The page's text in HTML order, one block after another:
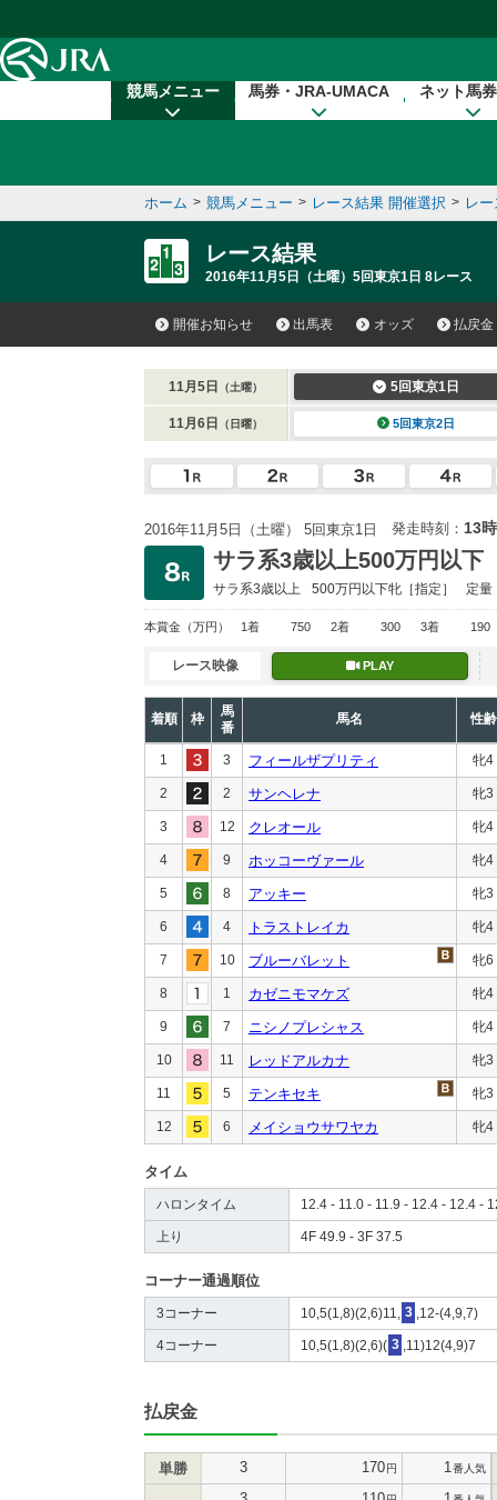
競馬メニュー 馬券・JRA-UMACA ネット馬
ホーム > 競馬メニュー > レース結果 開催選択 > レ
レース結果
2016年11月5日（土曜）5回東京1日 8レース
開催お知らせ 出馬表 オッズ 払戻金
11月5日 （土曜） 5回東京1日
11月6日 （日曜） 5回東京2日
2016年11月5日（土曜） 5回東京1日 発走時刻： 13
サラ系3歳以上500万円以下
サラ系3歳以上 500万円以下牝［指定］ 定量
本賞金 （万円） 1着 750 2着 300 3着 190
レース映像 PLAY
着順 枠
馬
番
馬名 性齢
1 3 フィールザプリティ 牝4
2 2 サンヘレナ 牝3
3 12 クレオール 牝4
4 9 ホッコーヴァール 牝4
5 8 アッキー 牝3
6 4 トラストレイカ 牝4
7 10 ブルーバレット 牝6
8 1 カゼニモマケズ 牝4
9 7 ニシノプレシャス 牝4
10 11 レッドアルカナ 牝3
11 5 テンキセキ 牝3
12 6 メイショウサワヤカ 牝4
タイム
ハロンタイム 12.4 - 11.0 - 11.9 - 12.4 - 12.4 -
上り 4F 49.9 - 3F 37.5
コーナー通過順位
3コーナー 10,5(1,8)(2,6)11, 3 ,12-(4,9,7)
4コーナー 10,5(1,8)(2,6)( 3 ,11)12(4,9)7
払戻金
単勝 3 170円 1 番人気